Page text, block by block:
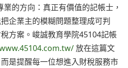
的方向：真正有價值的記帳士，
企業主的模糊問題整理成可判
方案。峻誠教育學院45104記帳
放在這篇文
是提醒每一位想進入財稅服務市